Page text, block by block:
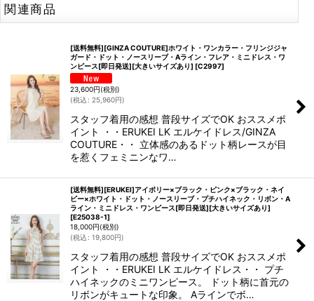
関連商品
[送料無料][GINZA COUTURE]ホワイト・ワンカラー・フリンジジャ
ガード・ドット・ノースリーブ・Aライン・フレア・ミニドレス・ワ
ンピース[即日発送][大きいサイズあり] [C2997]
23,600円(税別)
(税込 : 25,960円)
スタッフ着用の感想 普段サイズでOK おススメポ
イント ・・ERUKEI LK エルケイドレス/GINZA
COUTURE・・ 立体感のあるドット柄レースが目
を惹くフェミニンなワ…
[送料無料][ERUKEI]アイボリー×ブラック・ピンク×ブラック・ネイ
ビー×ホワイト・ドット・ノースリーブ・プチハイネック・リボン・A
ライン・ミニドレス・ワンピース[即日発送][大きいサイズあり]
[E25038-1]
18,000円(税別)
(税込 : 19,800円)
スタッフ着用の感想 普段サイズでOK おススメポ
イント ・・ERUKEI LK エルケイドレス・・ プチ
ハイネックのミニワンピース。 ドット柄に首元の
リボンがキュートな印象。 Aラインでボ…